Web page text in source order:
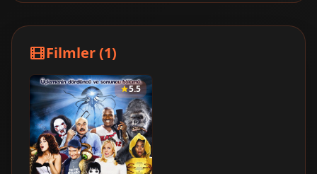
Filmler (1)
5.5